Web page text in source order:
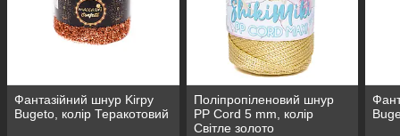
Фантазійний шнур Kirpy
Bugeto, колір Теракотовий
Поліпропіленовий шнур
PP Cord 5 mm, колір
Світле золото